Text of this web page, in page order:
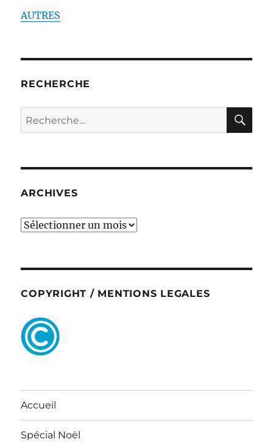
AUTRES
RECHERCHE
Recherche
pour :
ARCHIVES
ARCHIVES
COPYRIGHT / MENTIONS LEGALES
Accueil
Spécial Noël